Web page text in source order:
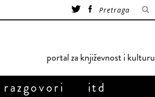
portal za književnost i kulturu
razgovori itd